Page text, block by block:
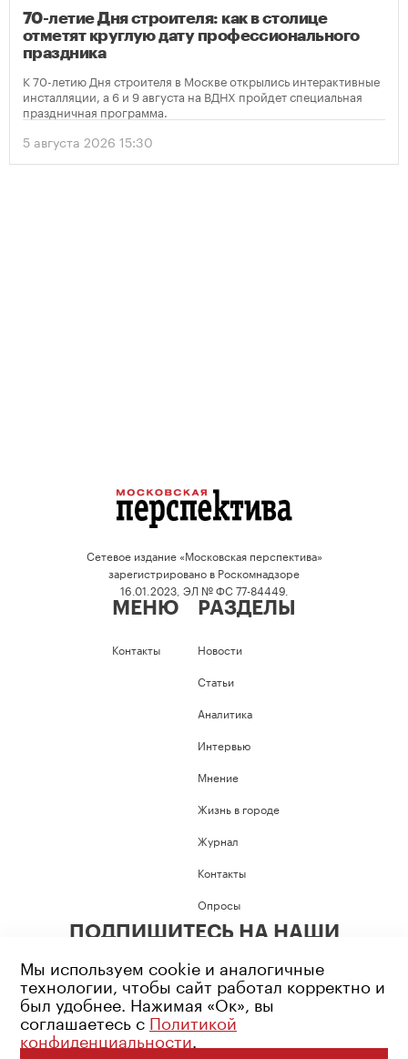
70-летие Дня строителя: как в столице
отметят круглую дату профессионального
праздника
К 70-летию Дня строителя в Москве открылись интерактивные
инсталляции, а 6 и 9 августа на ВДНХ пройдет специальная
праздничная программа.
5 августа 2026 15:30
Сетевое издание «Московская перспектива»
зарегистрировано в Роскомнадзоре
16.01.2023, ЭЛ № ФС 77-84449.
МЕНЮ
Контакты
РАЗДЕЛЫ
Новости
Статьи
Аналитика
Интервью
Мнение
Жизнь в городе
Журнал
Контакты
Опросы
ПОДПИШИТЕСЬ НА НАШИ
Возрастное ограничение: 16+
Мы используем cookie и аналогичные
технологии, чтобы сайт работал корректно и
был удобнее. Нажимая «Ок», вы
соглашаетесь с Политикой
конфиденциальности.